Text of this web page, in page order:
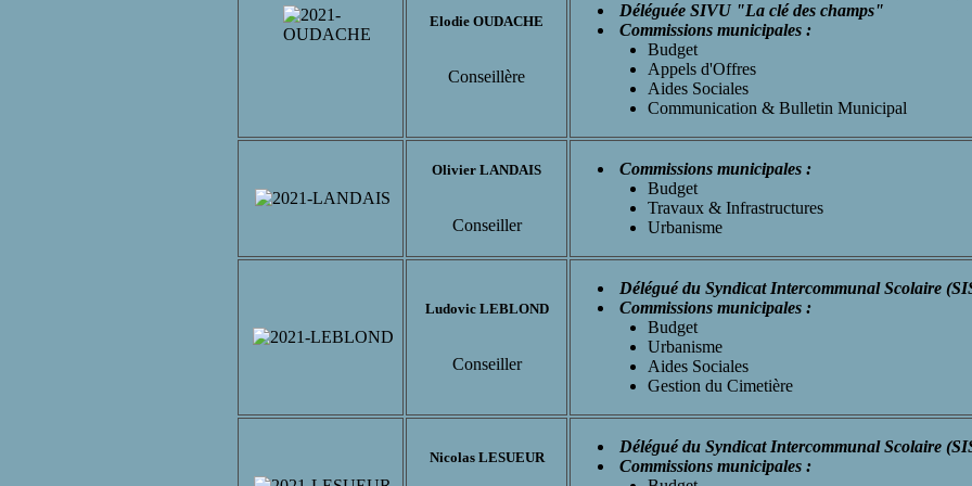
Elodie OUDACHE
Conseillère
Déléguée SIVU "La clé des champs"
Commissions municipales :
Budget
Appels d'Offres
Aides Sociales
Communication & Bulletin Municipal
Olivier LANDAIS
Conseiller
Commissions municipales :
Budget
Travaux & Infrastructures
Urbanisme
Ludovic LEBLOND
Conseiller
Délégué du Syndicat Intercommunal Scolaire
Commissions municipales :
Budget
Urbanisme
Aides Sociales
Gestion du Cimetière
Nicolas LESUEUR
Délégué du Syndicat Intercommunal Scolaire
Commissions municipales :